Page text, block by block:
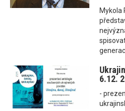
Mykola
6.12.
-